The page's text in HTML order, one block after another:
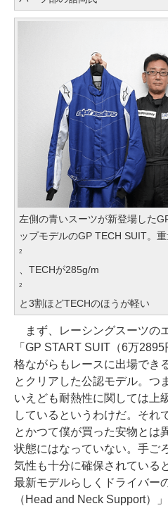
左側の青いスーツが新登場した
ップモデルのGP TECH SUIT。
2
、TECHが285g/m
2
と3割ほどTECHのほうが軽い
まず、レーシングスーツの
「GP START SUIT（6万
格ながらもレースに出場でき
とクリアした公認モデル。つ
いえども耐熱性に関しては上
しているというわけだ。それ
とかつて僕が買った安物とは
状態にはなっていない。手ご
気性も十分に確保されている
最新モデルらしくドライバー
（Head and Neck Support）